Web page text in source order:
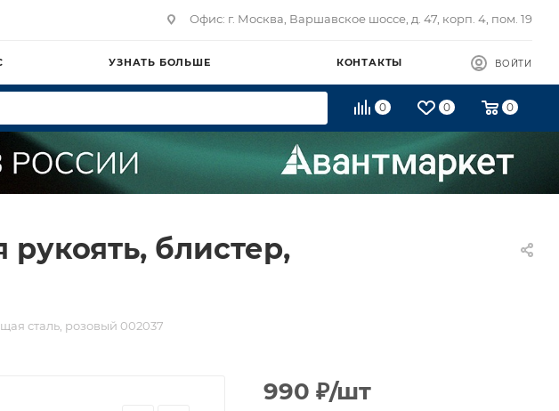
Офис: г. Москва, Варшавское шоссе, д. 47, корп. 4, пом. 19
УЗНАТЬ БОЛЬШЕ КОНТАКТЫ ВОЙТИ
0 0 0
блистер,
сталь, розовый 002037
990 ₽/шт